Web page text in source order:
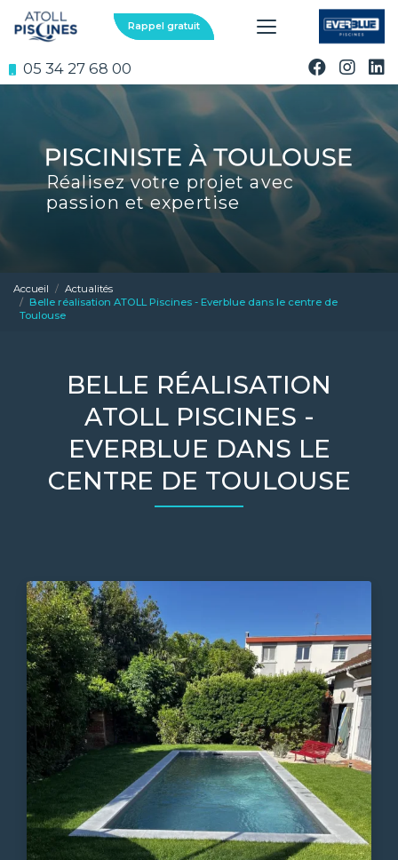
au
contenu
05 34 27 68 00
Rappel gratuit
Réalisez votre projet avec
passion et expertise
Accueil
Actualités
Belle réalisation ATOLL Piscines - Everblue dans le centre de
Toulouse
BELLE RÉALISATION
ATOLL PISCINES -
EVERBLUE DANS LE
CENTRE DE TOULOUSE